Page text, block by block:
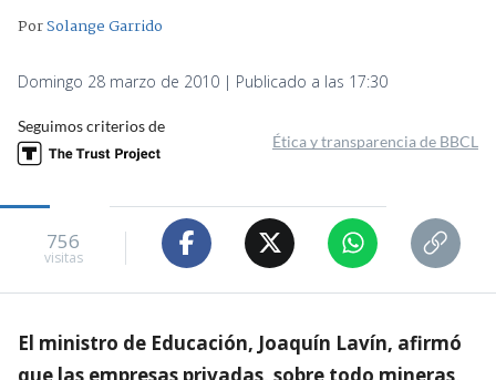
PorSolange Garrido
Domingo 28 marzo de 2010 | Publicado a las 17:30
Seguimos criterios de
Ética y transparencia de BBCL
756
visitas
El ministro de Educación, Joaquín Lavín, afirmó
que las empresas privadas, sobre todo mineras,